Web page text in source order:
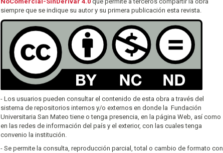
siempre que se indique su autor y su primera publicación esta revista.
- Los usuarios pueden consultar el contenido de esta obra a través del
sistema de repositorios internos y/o externos en donde la Fundación
Universitaria San Mateo tiene o tenga presencia, en la página Web, así como
en las redes de información del país y el exterior, con las cuales tenga
convenio la institución.
- Se permite la consulta, reproducción parcial, total o cambio de formato con